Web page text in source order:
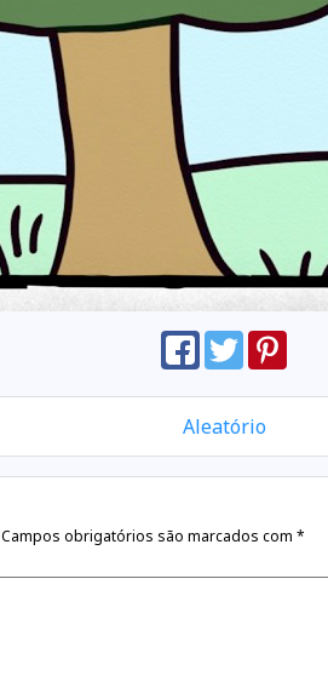
Aleatório
Campos obrigatórios são marcados com *